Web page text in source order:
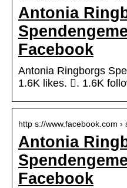
Antonia
Facebook
Antonia Ringborgs
1.6K likes. 󱞋. 1.6K
http s://www.facebook.com
Antonia
Facebook